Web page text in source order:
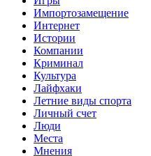
Импортозамещение
Интернет
Истории
Компании
Криминал
Культура
Лайфхаки
Летние виды спорта
Личный счет
Люди
Места
Мнения